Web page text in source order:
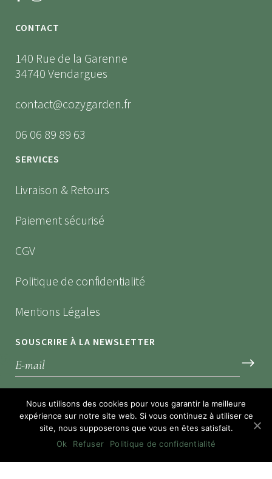
CONTACT
140 Rue de la Garenne
34740 Vendargues
contact@cozygarden.fr
06 06 89 89 63
SERVICES
Livraison & Retours
Paiement sécurisé
CGV
Politique de confidentialité
Mentions Légales
SOUSCRIRE À LA NEWSLETTER
*Recevez nos dernières offres
Nous utilisons des cookies pour vous garantir la meilleure
expérience sur notre site web. Si vous continuez à utiliser ce
site, nous supposerons que vous en êtes satisfait.
Ok
Refuser Politique de confidentialité